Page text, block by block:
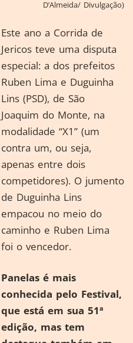
D’Almeida/ Divulgação)
Este ano a Corrida de
Jericos teve uma disputa
especial: a dos prefeitos
Ruben Lima e Duguinha
Lins (PSD), de São
Joaquim do Monte, na
modalidade “X1” (um
contra um, ou seja,
apenas entre dois
competidores). O jumento
de Duguinha Lins
empacou no meio do
caminho e Ruben Lima
foi o vencedor.
Panelas é mais
conhecida pelo Festival,
que está em sua 51ª
edição, mas tem